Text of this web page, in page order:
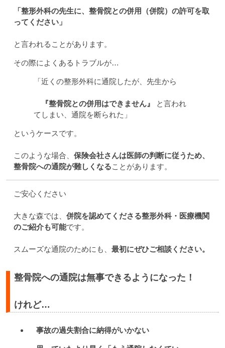
「整形外科の先生に、整骨院との併用（併院）の許可を取
ってください」
と言われることがあります。
その際によくあるトラブルが…
「近くの整形外科に通院したが、先生から
『整骨院との併用はできません』
と言われ
てしまい、通院を断られた」
というケースです。
このような場合、 保険会社さんは医師の判断に従うため、
整骨院への通院が難しくなることがあります。
ご安心ください
大きな森では、 併院を認めてくださる整形外科・医療機関
のご紹介も可能です。
スムーズな通院のためにも、 最初にぜひご相談ください。
整骨院への通院は無事できるようになった！
けれど…
事故の過失割合に納得がいかない